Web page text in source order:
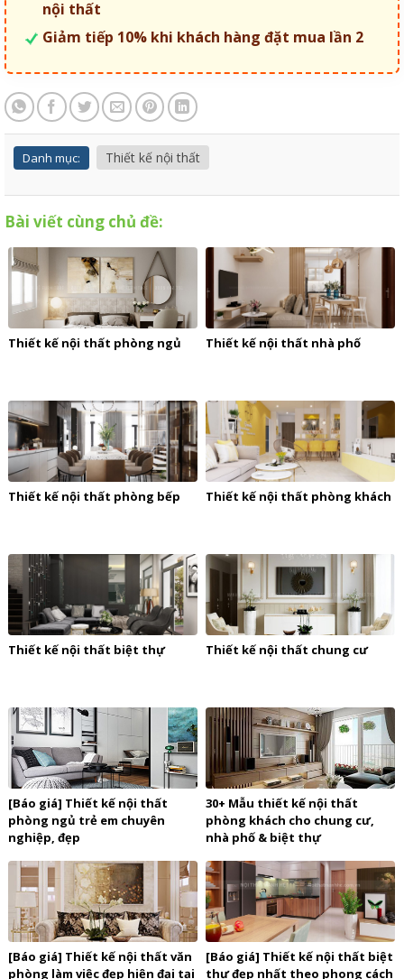
nội thất
Giảm tiếp 10% khi khách hàng đặt mua lần 2
Danh mục: Thiết kế nội thất
Bài viết cùng chủ đề:
Thiết kế nội thất phòng ngủ Thiết kế nội thất nhà phố
Thiết kế nội thất phòng bếp Thiết kế nội thất phòng khách
Thiết kế nội thất biệt thự Thiết kế nội thất chung cư
[Báo giá] Thiết kế nội thất
phòng ngủ trẻ em chuyên
nghiệp, đẹp
30+ Mẫu thiết kế nội thất
phòng khách cho chung cư,
nhà phố & biệt thự
[Báo giá] Thiết kế nội thất văn
phòng làm việc đẹp hiện đại tại
[Báo giá] Thiết kế nội thất biệt
thự đẹp nhất theo phong cách